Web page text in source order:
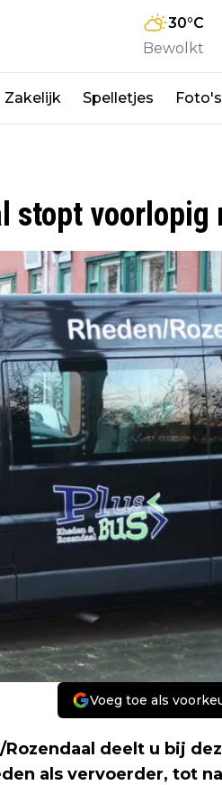
30°C
Bewolkt
Zakelijk Spelletjes Foto's
stopt voorlopig
Voeg toe als
Rozendaal deelt u bij
als vervoerder, tot